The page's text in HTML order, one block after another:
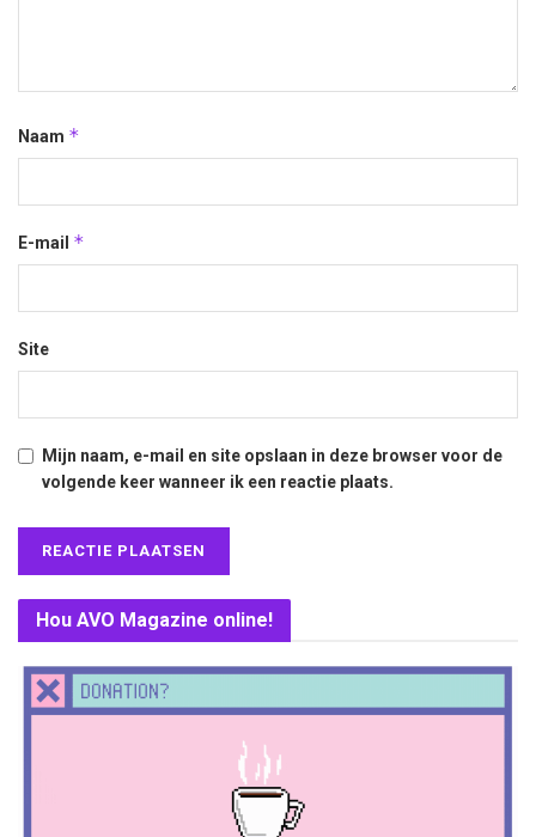
Naam *
E-mail *
Site
Mijn naam, e-mail en site opslaan in deze browser voor de
volgende keer wanneer ik een reactie plaats.
Hou AVO Magazine online!